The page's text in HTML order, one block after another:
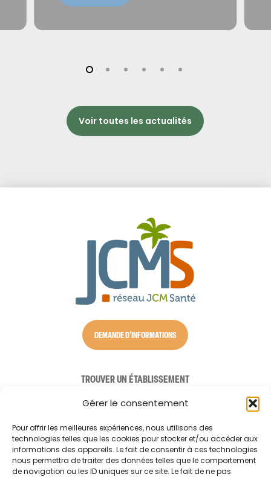
Gérer le consentement
Pour offrir les meilleures expériences, nous utilisons des
technologies telles que les cookies pour stocker et/ou accéder aux
informations des appareils. Le fait de consentir à ces technologies
nous permettra de traiter des données telles que le comportement
de navigation ou les ID uniques sur ce site. Le fait de ne pas
Voir toutes les actualités
DEMANDE D'INFORMATIONS
TROUVER UN ÉTABLISSEMENT
NOS SOLUTIONS D’ACCUEIL
AIDE À DOMICILE
CONSEILS AUX AIDANTS
LE RÉSEAU JCM SANTÉ